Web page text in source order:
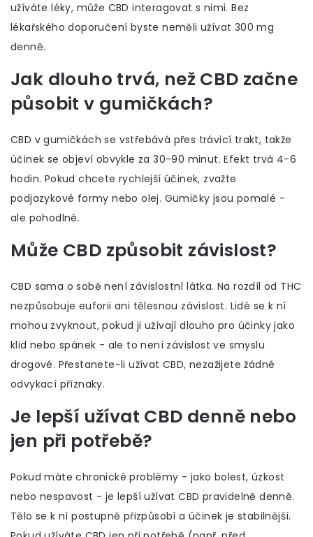
užíváte léky, může CBD interagovat s nimi. Bez
lékařského doporučení byste neměli užívat 300 mg
denně.
Jak dlouho trvá, než CBD začne
působit v gumičkách?
CBD v gumičkách se vstřebává přes trávicí trakt, takže
účinek se objeví obvykle za 30-90 minut. Efekt trvá 4-6
hodin. Pokud chcete rychlejší účinek, zvažte
podjazykové formy nebo olej. Gumičky jsou pomalé -
ale pohodlné.
Může CBD způsobit závislost?
CBD sama o sobě není závislostní látka. Na rozdíl od THC
nezpůsobuje euforii ani tělesnou závislost. Lidé se k ní
mohou zvyknout, pokud ji užívají dlouho pro účinky jako
klid nebo spánek - ale to není závislost ve smyslu
drogové. Přestanete-li užívat CBD, nezažijete žádné
odvykací příznaky.
Je lepší užívat CBD denně nebo
jen při potřebě?
Pokud máte chronické problémy - jako bolest, úzkost
nebo nespavost - je lepší užívat CBD pravidelně denně.
Tělo se k ní postupně přizpůsobí a účinek je stabilnější.